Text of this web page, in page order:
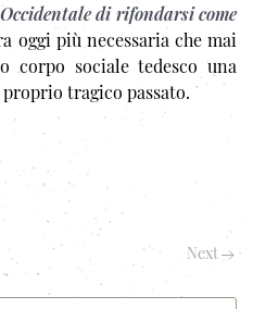
di rifondarsi come
oggi più necessaria che mai
sociale tedesco una
tragico passato.
Next